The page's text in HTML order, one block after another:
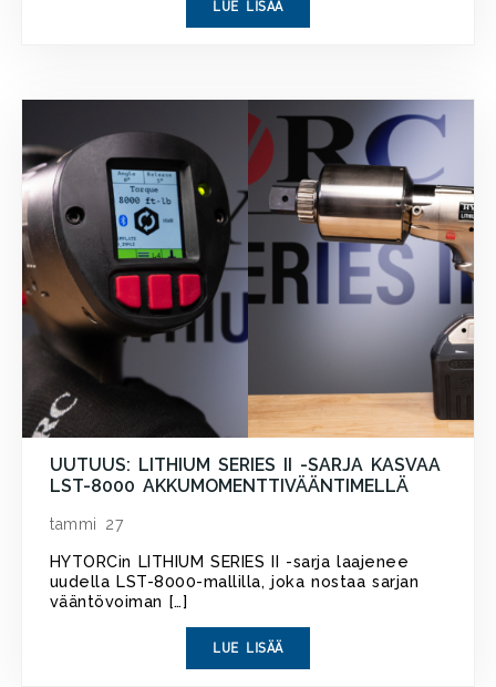
LUE LISÄÄ
UUTUUS: LITHIUM SERIES II -SARJA KASVAA
LST-8000 AKKUMOMENTTIVÄÄNTIMELLÄ
tammi 27
HYTORCin LITHIUM SERIES II -sarja laajenee
uudella LST-8000-mallilla, joka nostaa sarjan
vääntövoiman […]
LUE LISÄÄ